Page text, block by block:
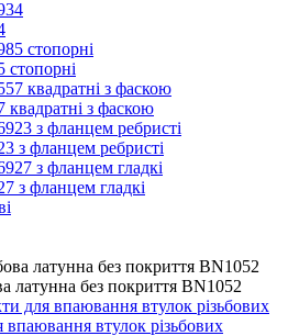
з фаскою
з фланцем ребристі
з фланцем гладкі
латунна без покриття BN1052
для впаювання втулок різьбових
впаювання втулок різьбових